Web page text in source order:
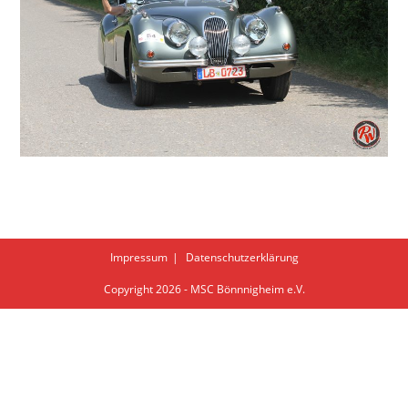
Impressum Datenschutzerklärung
Copyright 2026 - MSC Bönnnigheim e.V.